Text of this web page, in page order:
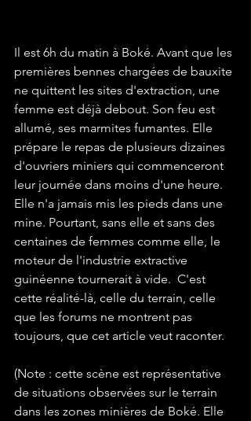
Il est 6h du matin à Boké. Avant que les
premières bennes chargées de bauxite
ne quittent les sites d'extraction, une
femme est déjà debout. Son feu est
allumé, ses marmites fumantes. Elle
prépare le repas de plusieurs dizaines
d'ouvriers miniers qui commenceront
leur journée dans moins d'une heure.
Elle n'a jamais mis les pieds dans une
mine. Pourtant, sans elle et sans des
centaines de femmes comme elle, le
moteur de l'industrie extractive
guinéenne tournerait à vide.  C'est
cette réalité-là, celle du terrain, celle
que les forums ne montrent pas
toujours, que cet article veut raconter.
(Note : cette scène est représentative
de situations observées sur le terrain
dans les zones minières de Boké. Elle